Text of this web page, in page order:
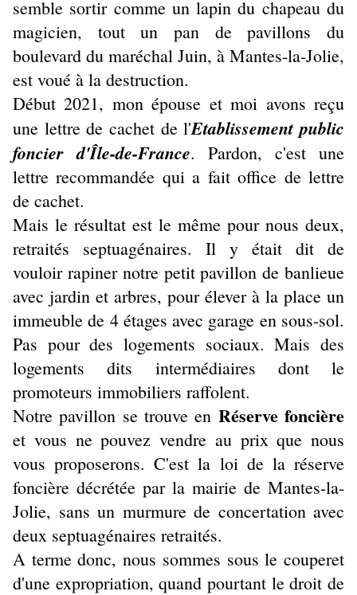
semble sortir comme un lapin du chapeau du
magicien, tout un pan de pavillons du
boulevard du maréchal Juin, à Mantes-la-Jolie,
est voué à la destruction.
Début 2021, mon épouse et moi avons reçu
une lettre de cachet de l'Etablissement public
foncier d'Île-de-France. Pardon, c'est une
lettre recommandée qui a fait office de lettre
de cachet.
Mais le résultat est le même pour nous deux,
retraités septuagénaires. Il y était dit de
vouloir rapiner notre petit pavillon de banlieue
avec jardin et arbres, pour élever à la place un
immeuble de 4 étages avec garage en sous-sol.
Pas pour des logements sociaux. Mais des
logements dits intermédiaires dont le
promoteurs immobiliers raffolent.
Notre pavillon se trouve en Réserve foncière
et vous ne pouvez vendre au prix que nous
vous proposerons. C'est la loi de la réserve
foncière décrétée par la mairie de Mantes-la-
Jolie, sans un murmure de concertation avec
deux septuagénaires retraités.
A terme donc, nous sommes sous le couperet
d'une expropriation, quand pourtant le droit de